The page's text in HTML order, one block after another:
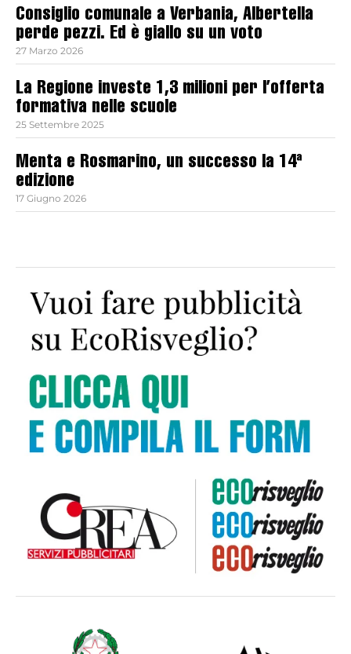
Consiglio comunale a Verbania, Albertella
perde pezzi. Ed è giallo su un voto
27 Marzo 2026
La Regione investe 1,3 milioni per l’offerta
formativa nelle scuole
25 Settembre 2025
Menta e Rosmarino, un successo la 14ª
edizione
17 Giugno 2026